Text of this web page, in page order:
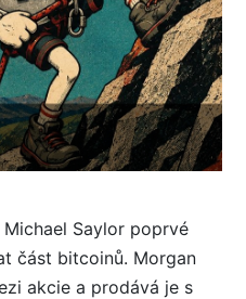
Saylor poprvé
část bitcoinů. Morgan
akcie a prodává je s